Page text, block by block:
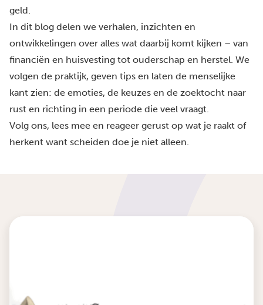
geld.
In dit blog delen we verhalen, inzichten en
ontwikkelingen over alles wat daarbij komt kijken – van
financiën en huisvesting tot ouderschap en herstel. We
volgen de praktijk, geven tips en laten de menselijke
kant zien: de emoties, de keuzes en de zoektocht naar
rust en richting in een periode die veel vraagt.
Volg ons, lees mee en reageer gerust op wat je raakt of
herkent want scheiden doe je niet alleen.